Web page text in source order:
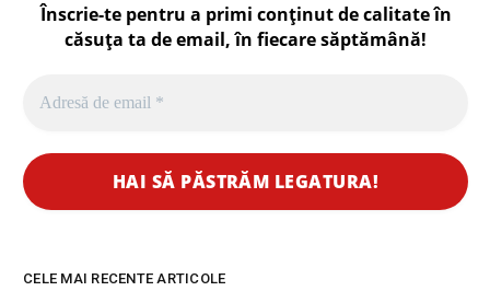
Înscrie-te pentru a primi conținut de calitate în
căsuța ta de email, în fiecaresăptămână!
CELE MAI RECENTE ARTICOLE